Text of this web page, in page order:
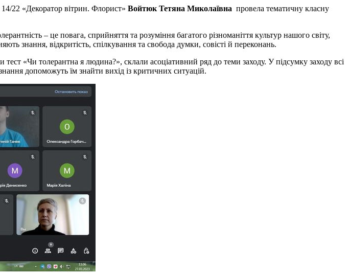
22 «Декоратор вітрин. Флорист» Войтюк Тетяна Миколаївна провела тематичну класну
– це повага, сприйняття та розуміння багатого різноманіття культур нашого світу,
знання, відкритість, спілкування та свобода думки, совісті й переконань.
«Чи толерантна я людина?», склали асоціативний ряд до теми заходу. У підсумку заходу всі
допоможуть їм знайти вихід із критичних ситуацій.